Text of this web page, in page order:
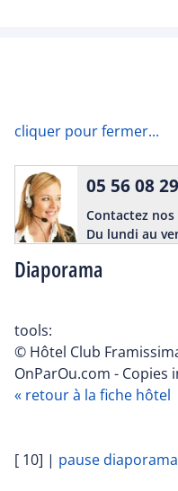
cliquer pour fermer...
Diaporama
05 56 08
Contactez
Du lundi au
tools:
© Hôtel Club
OnParOu.com - Copies
« retour à la fiche hôtel
[ 10] | pause diaporama